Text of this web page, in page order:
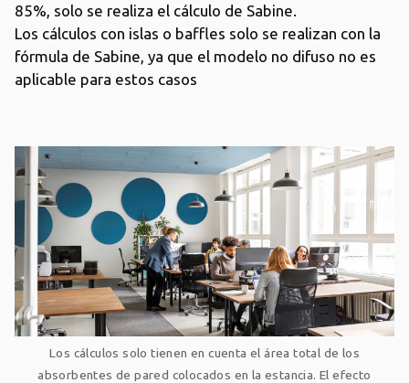
85%, solo se realiza el cálculo de Sabine.
Los cálculos con islas o baffles solo se realizan con la
fórmula de Sabine, ya que el modelo no difuso no es
aplicable para estos casos
Los cálculos solo tienen en cuenta el área total de los
absorbentes de pared colocados en la estancia. El efecto